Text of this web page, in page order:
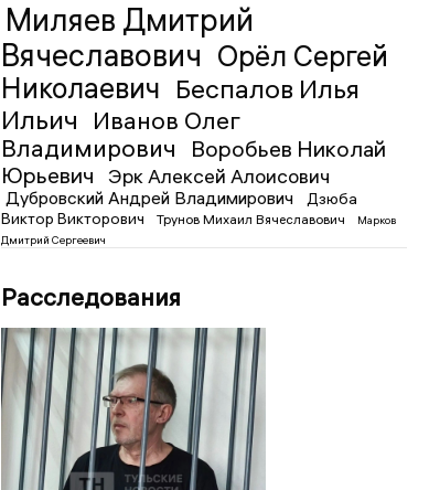
Миляев Дмитрий
Вячеславович Орёл Сергей
Николаевич Беспалов Илья
Ильич
Иванов Олег
Владимирович
Воробьев Николай
Юрьевич
Эрк Алексей Алоисович
Дубровский Андрей Владимирович
Дзюба
Виктор Викторович
Трунов Михаил Вячеславович
Марков
Дмитрий Сергеевич
Расследования